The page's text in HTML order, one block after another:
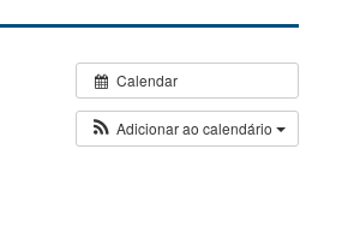
Calendar
Adicionar ao calendário